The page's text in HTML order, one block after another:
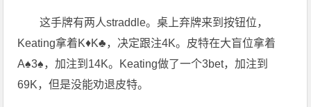
这手牌有两人straddle。桌上弃牌来到按钮位，
Keating拿着K♦K♣，决定跟注4K。皮特在大盲位拿着
A♠3♠，加注到14K。Keating做了一个3bet，加注到
69K，但是没能劝退皮特。